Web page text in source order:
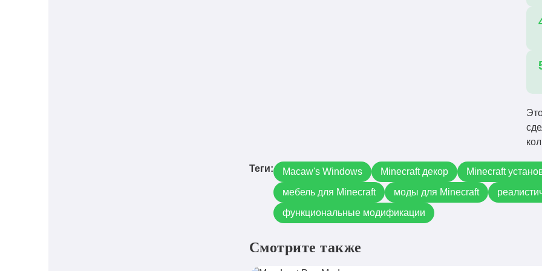
Теги: Macaw's Windows Minecraft декор Minecraft
мебель для Minecraft
моды для Minecraft
функциональные модификации
Смотрите также